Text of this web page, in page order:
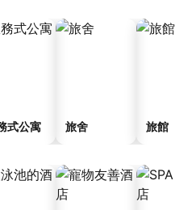
式公寓 旅舍 旅館